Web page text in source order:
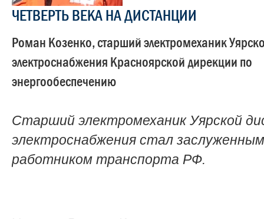
ЧЕТВЕРТЬ ВЕКА НА ДИСТАНЦИИ
Роман Козенко, старший электромеханик
электроснабжения Красноярской дирекции по
энергообеспечению
Старший электромеханик Уярской
электроснабжения стал заслуженным
работником транспорта РФ.